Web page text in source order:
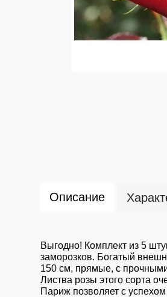
Описание
Выгодно! Комплект из 5
заморозков. Богатый
150 см, прямые, с
Листва розы этого сорта
Париж позволяет с